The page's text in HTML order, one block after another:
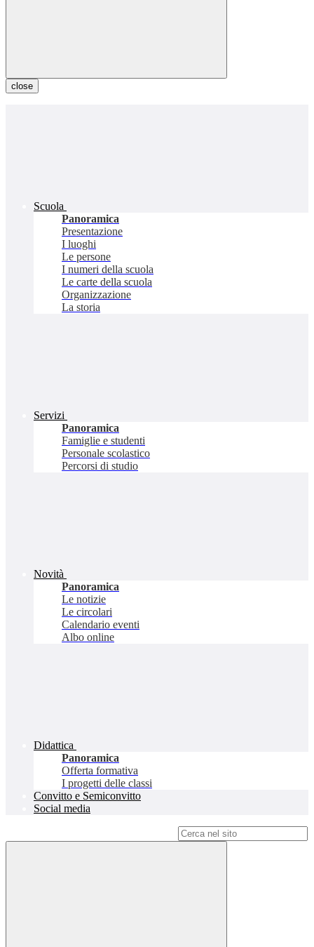
close
Scuola
Panoramica
Presentazione
I luoghi
Le persone
I numeri della scuola
Le carte della scuola
Organizzazione
La storia
Servizi
Panoramica
Famiglie e studenti
Personale scolastico
Percorsi di studio
Novità
Panoramica
Le notizie
Le circolari
Calendario eventi
Albo online
Didattica
Panoramica
Offerta formativa
I progetti delle classi
Convitto e Semiconvitto
Social media